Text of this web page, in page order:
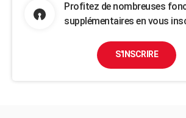
Profitez de nombreuses
supplémentaires en vous
S'INSCRIRE